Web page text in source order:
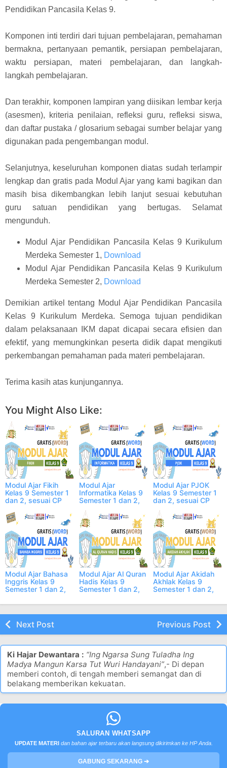
Pendidikan Pancasila Kelas 9.
Komponen inti terdiri dari tujuan pembelajaran, pemahaman
bermakna, pertanyaan pemantik, persiapan pembelajaran,
waktu persiapan, materi pembelajaran, dan langkah-
langkah pembelajaran.
Dan terakhir, komponen lampiran yang diisikan lembar kerja
(asesmen), kriteria penilaian, refleksi guru, refleksi siswa,
dan daftar pustaka / glosarium sebagai sumber belajar yang
digunakan pada pengembangan modul.
Selanjutnya, keseluruhan komponen diatas sudah terlampir
lengkap dan gratis pada Modul Ajar yang kami bagikan dan
masih bisa dikembangkan lebih lanjut sesuai kebutuhan
guru satuan pendidikan yang bertugas. Selamat
mengunduh.
Modul Ajar Pendidikan Pancasila Kelas 9 Kurikulum
Merdeka Semester 1, Download
Modul Ajar Pendidikan Pancasila Kelas 9 Kurikulum
Merdeka Semester 2, Download
Demikian artikel tentang Modul Ajar Pendidikan Pancasila
Kelas 9 Kurikulum Merdeka. Semoga tujuan pendidikan
dalam pelaksanaan IKM dapat dicapai secara efisien dan
efektif, yang memungkinkan peserta didik dapat mengikuti
perkembangan pemahaman pada materi pembelajaran.
Terima kasih atas kunjungannya.
You Might Also Like:
Modul Ajar Fikih
Kelas 9 Semester 1
dan 2, sesuai CP
Modul Ajar
Informatika Kelas 9
Semester 1 dan 2,
Modul Ajar PJOK
Kelas 9 Semester 1
dan 2, sesuai CP
Modul Ajar Bahasa
Inggris Kelas 9
Semester 1 dan 2,
Modul Ajar Al Quran
Hadis Kelas 9
Semester 1 dan 2,
Modul Ajar Akidah
Akhlak Kelas 9
Semester 1 dan 2,
Next Post Previous Post
Ki Hajar Dewantara : “Ing Ngarsa Sung Tuladha Ing
Madya Mangun Karsa Tut Wuri Handayani”,- Di depan
memberi contoh, di tengah memberi semangat dan di
belakang memberikan kekuatan.
SALURAN WHATSAPP
UPDATE MATERI dan bahan ajar terbaru akan langsung dikirimkan ke HP Anda.
GABUNG SEKARANG ➔